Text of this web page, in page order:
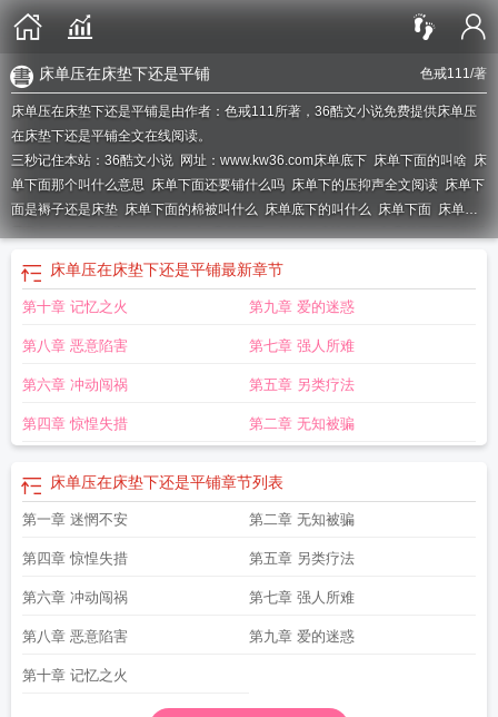
色戒111/著
床单压在床垫下还是平铺
床单压在床垫下还是平铺是由作者：色戒111所著，36酷文小说免费提供床单压
在床垫下还是平铺全文在线阅读。
三秒记住本站：36酷文小说 网址：www.kw36.com床单底下 床单下面的叫啥 床
单下面那个叫什么意思 床单下面还要铺什么吗 床单下的压抑声全文阅读 床单下
面是褥子还是床垫 床单下面的棉被叫什么 床单底下的叫什么 床单下面 床单总
是跑怎么办床单底下铺的叫什么床单下面一般铺什么比较好在床单下面铺的叫
床单下边铺的叫什么 床单压在床垫下还是平铺
单下面的褥子叫什么
垫下叫什么名字 床单总是往下跑怎么办床单压在床垫下床单下面的是什么
么床单下面铺的叫什么
床单压在床垫下还是平铺最新章节
第十章 记忆之火 第九章 爱的迷惑
第八章 恶意陷害 第七章 强人所难
第六章 冲动闯祸 第五章 另类疗法
第四章 惊惶失措 第二章 无知被骗
床单压在床垫下还是平铺章节列表
第一章 迷惘不安 第二章 无知被骗
第四章 惊惶失措 第五章 另类疗法
第六章 冲动闯祸 第七章 强人所难
第八章 恶意陷害 第九章 爱的迷惑
第十章 记忆之火